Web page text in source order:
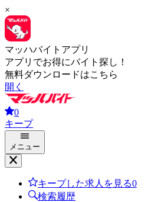
×
マッハバイトアプリ
アプリでお得にバイト探し！
無料ダウンロードはこちら
開く
0
キープ
メニュー
キープした求人を見る0
検索履歴